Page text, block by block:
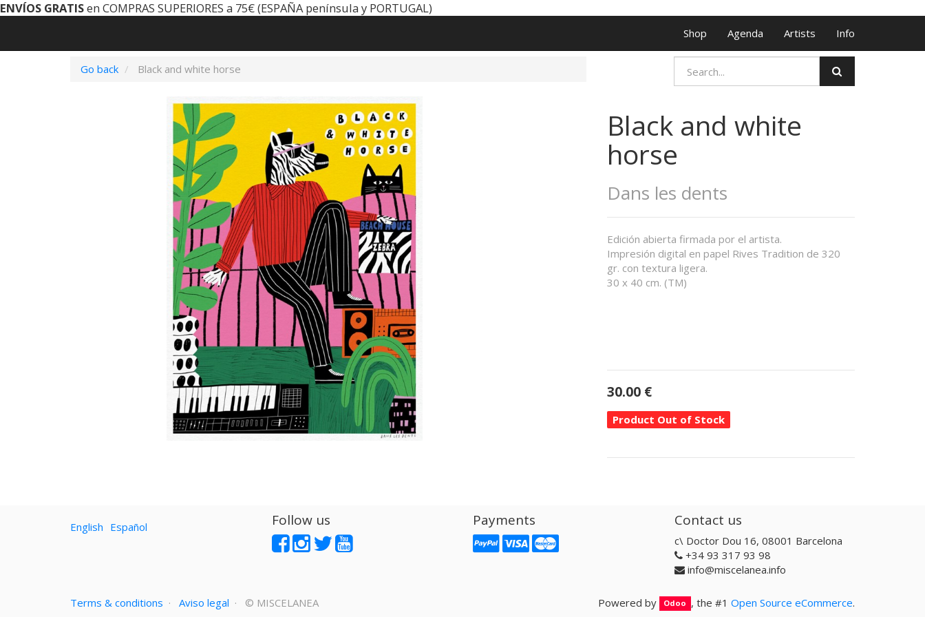
ENVÍOS GRATISen COMPRAS SUPERIORES a 75€ (ESPAÑA península y PORTUGAL)
Shop Agenda Artists Info
Go back Black and white horse
Black and white
horse
Dans les dents
Edición abierta firmada por el artista.
Impresión digital en papel Rives Tradition de 320
gr. con textura ligera.
30 x 40 cm. (TM)
30.00 €
Product Out of Stock
English Español Follow us Payments Contact us
c\ Doctor Dou 16, 08001 Barcelona
+34 93 317 93 98
info@miscelanea.info
Powered by Odoo , the #1 Open Source eCommerce.
Terms & conditions · Aviso legal · © MISCELANEA